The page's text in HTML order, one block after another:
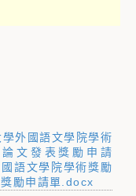
外國語文學院學術
文發表獎勵申請
語文學院學術獎勵
勵申請單.docx